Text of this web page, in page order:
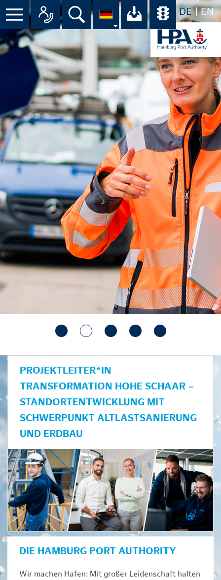
DE EN
Suche Ihr Download-
PROJEKTLEITER*IN
TRANSFORMATION HOHE SCHAAR –
STANDORTENTWICKLUNG MIT
SCHWERPUNKT ALTLASTSANIERUNG
UND ERDBAU
DIE HAMBURG PORT AUTHORITY
Wir machen Hafen: Mit großer Leidenschaft halten